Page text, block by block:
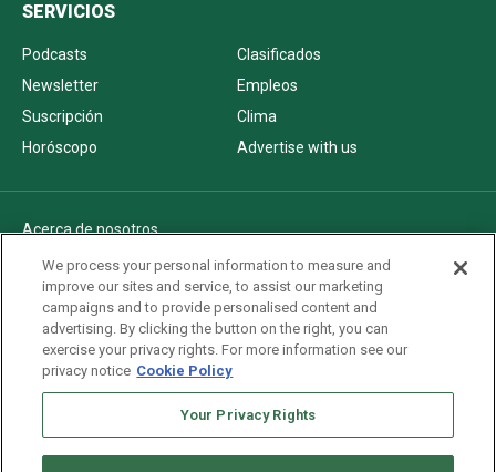
SERVICIOS
Podcasts
Clasificados
Newsletter
Empleos
Suscripción
Clima
Horóscopo
Advertise with us
Acerca de nosotros
Politica de privacidad
Pautas Editoriales
AdChoices
Advertise with us
Newsletters
We process your personal information to measure and
improve our sites and service, to assist our marketing
campaigns and to provide personalised content and
advertising. By clicking the button on the right, you can
exercise your privacy rights. For more information see our
privacy notice Cookie Policy
Your Privacy Rights